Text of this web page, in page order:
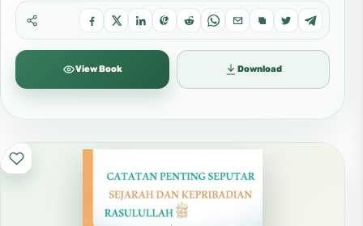
View Book Download